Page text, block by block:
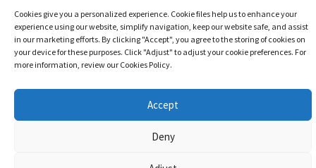
© Copyright - 2010-2024 : Tous droits réservés.Plan du site-Plan du
Recherche principale
Cookies give you a personalized experience. Cookie files help us to enhance your
experience using our website, simplify navigation, keep our website safe, and assist
in our marketing efforts. By clicking "Accept", you agree to the storing of cookies on
your device for these purposes. Click "Adjust" to adjust your cookie preferences. For
more information, review our Cookies Policy.
Accept
Deny